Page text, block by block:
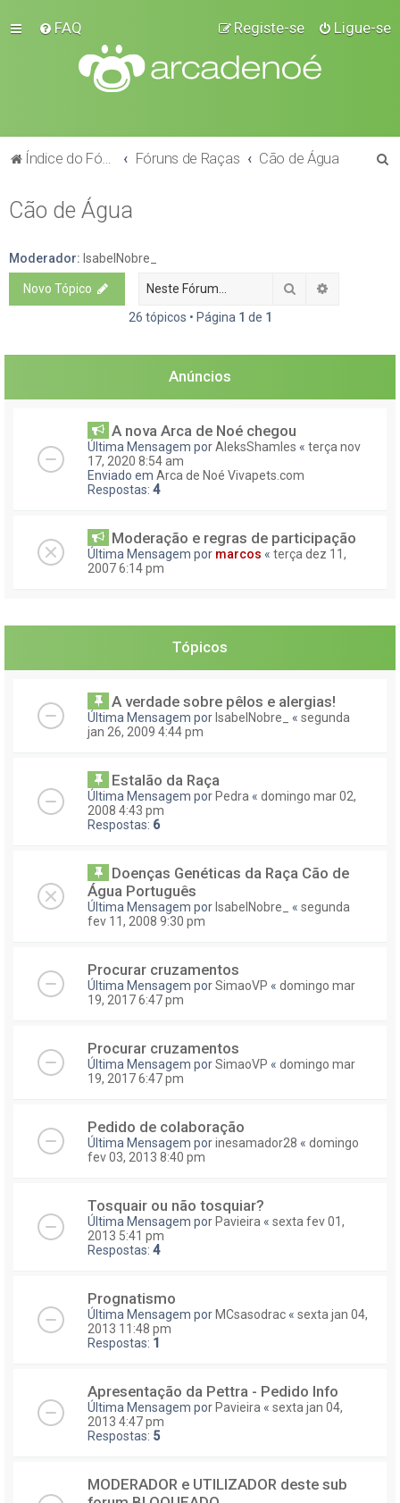
FAQ Ligue-se
Registe-se
Índice do Fórum Fóruns de Raças Cão de Água
r
Cão de Água
Moderador: IsabelNobre_
Novo Tópico Pesquisar
26 tópicos • Página 1 de 1
Anúncios
A nova Arca de Noé chegou
Última Mensagem porAleksShamles « terça nov
17, 2020 8:54 am
Enviado em Arca de Noé Vivapets.com
Respostas: 4
Moderação e regras de participação
Última Mensagem por marcos « terça dez 11,
2007 6:14 pm
Tópicos
A verdade sobre pêlos e alergias!
Última Mensagem por IsabelNobre_ « segunda
jan 26, 2009 4:44 pm
Estalão da Raça
Última Mensagem por Pedra « domingo mar 02,
2008 4:43 pm
Respostas: 6
Doenças Genéticas da Raça Cão de
Água Português
Última Mensagem por IsabelNobre_ « segunda
fev 11, 2008 9:30 pm
Procurar cruzamentos
Última Mensagem porSimaoVP « domingo mar
19, 2017 6:47 pm
Procurar cruzamentos
Última Mensagem porSimaoVP « domingo mar
19, 2017 6:47 pm
Pedido de colaboração
Última Mensagem porinesamador28 « domingo
fev 03, 2013 8:40 pm
Tosquair ou não tosquiar?
Última Mensagem por Pavieira « sexta fev 01,
2013 5:41 pm
Respostas: 4
Prognatismo
Última Mensagem por MCsasodrac « sexta jan 04,
2013 11:48 pm
Respostas: 1
Apresentação da Pettra - Pedido Info
Última Mensagem por Pavieira « sexta jan 04,
2013 4:47 pm
Respostas: 5
MODERADOR e UTILIZADOR deste sub